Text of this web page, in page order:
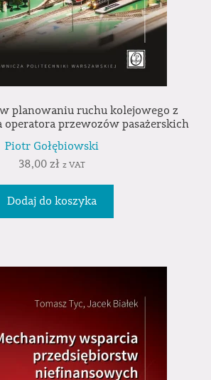
planowaniu ruchu kolejowego z
przewozów pasażerskich
Piotr Gołębiowski
38,00 zł z VAT
Dodaj do koszyka